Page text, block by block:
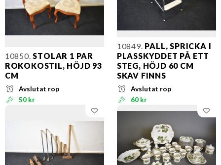
10850. STOLAR 1 PAR
ROKOKOSTIL, HÖJD 93
CM
Avslutat rop
50 kr
10849. PALL, SPRICKA I
PLASSKYDDET PÅ ETT
STEG, HÖJD 60 CM
SKAV FINNS
Avslutat rop
60 kr